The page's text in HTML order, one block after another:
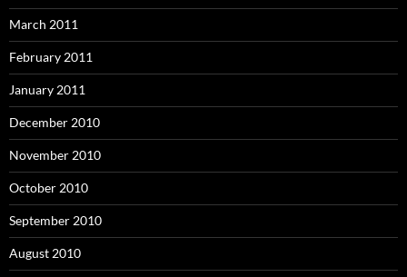
March 2011
February 2011
January 2011
December 2010
November 2010
October 2010
September 2010
August 2010